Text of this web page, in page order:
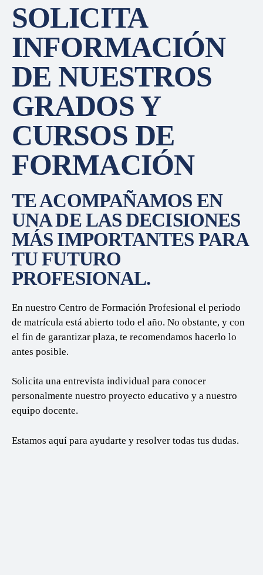
SOLICITA
INFORMACIÓN
DE NUESTROS
GRADOS Y
CURSOS DE
FORMACIÓN
TE ACOMPAÑAMOS EN
UNA DE LAS DECISIONES
MÁS IMPORTANTES PARA
TU FUTURO
PROFESIONAL.
En nuestro Centro de Formación Profesional el periodo
de matrícula está abierto todo el año. No obstante, y con
el fin de garantizar plaza, te recomendamos hacerlo lo
antes posible.
Solicita una entrevista individual para conocer
personalmente nuestro proyecto educativo y a nuestro
equipo docente.
Estamos aquí para ayudarte y resolver todas tus dudas.